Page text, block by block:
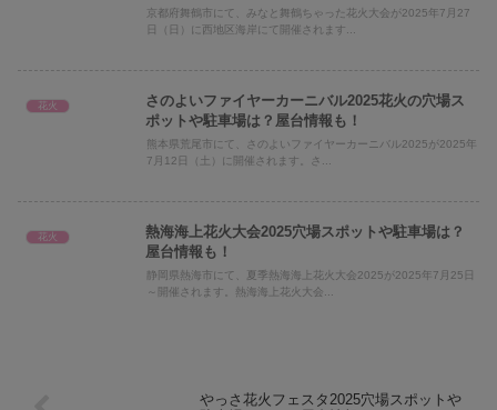
京都府舞鶴市にて、みなと舞鶴ちゃった花火大会が2025年7月27
日（日）に西地区海岸にて開催されます...
花火
さのよいファイヤーカーニバル2025花火の穴場ス
ポットや駐車場は？屋台情報も！
熊本県荒尾市にて、さのよいファイヤーカーニバル2025が2025年
7月12日（土）に開催されます。さ...
花火
熱海海上花火大会2025穴場スポットや駐車場は？
屋台情報も！
静岡県熱海市にて、夏季熱海海上花火大会2025が2025年7月25日
～開催されます。熱海海上花火大会...
やっさ花火フェスタ2025穴場スポットや